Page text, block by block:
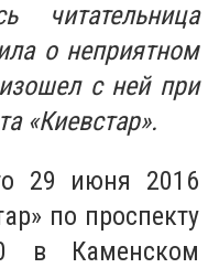
читательница
о неприятном
с ней при
«Киевстар».
29 июня 2016
по проспекту
в Каменском